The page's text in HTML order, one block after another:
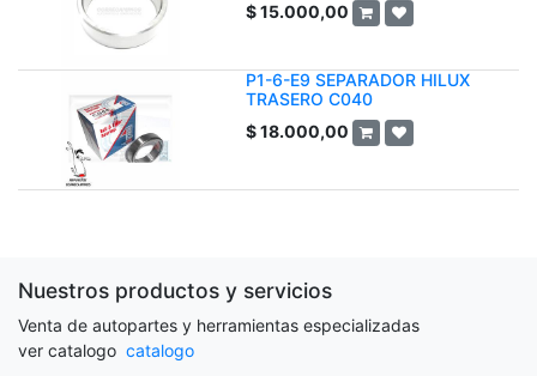
$15.000,00
P1-6-E9 SEPARADOR HILUX
TRASERO C040
$18.000,00
Nuestros productos y servicios
Venta de autopartes y herramientas especializadas
ver catalogo catalogo